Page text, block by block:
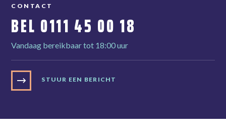
CONTACT
BEL 0111 45 00 18
Vandaag bereikbaar tot 18:00 uur
STUUR EEN BERICHT